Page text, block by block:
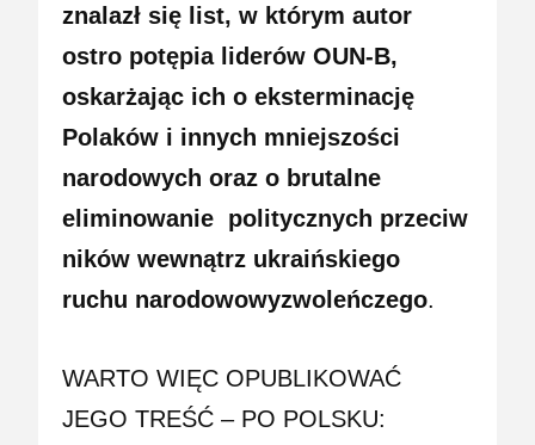
znalazł się list, w którym autor
ostro potępia liderów OUN-B,
oskarżając ich o eksterminację
Polaków i innych mniejszości
narodowych oraz o brutalne
eliminowanie politycznych przeciw
ników wewnątrz ukraińskiego
ruchu narodowowyzwoleńczego.
WARTO WIĘC OPUBLIKOWAĆ
JEGO TREŚĆ – PO POLSKU: